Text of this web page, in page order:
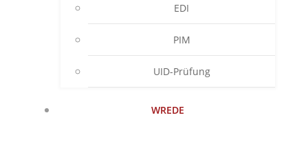
EDI
PIM
UID-Prüfung
WREDE